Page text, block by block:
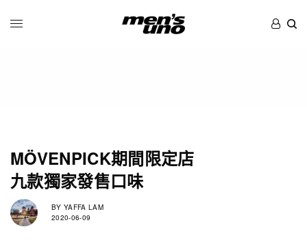
MÖVENPICK期間限定店
九款獨家發售口味
BY YAFFA LAM
2020-06-09